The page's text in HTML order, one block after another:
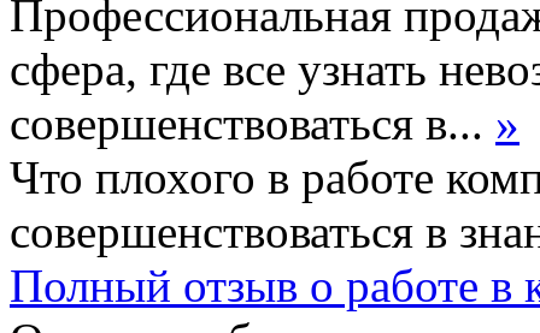
Профессиональная
сфера, где все узнать
совершенствоваться в... »
Что плохого в работе
совершенствоваться в
Полный отзыв о работе в